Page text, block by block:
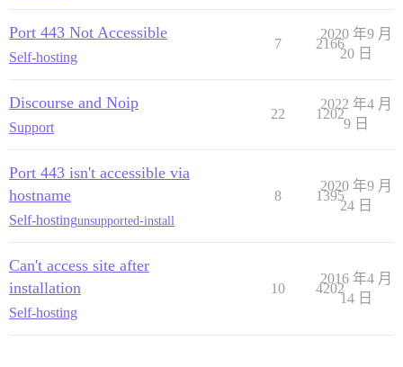
Port 443 Not Accessible
Self-hosting
7 2166
2020 年9 月
20 日
Discourse and Noip
Support
22 1202
2022 年4 月
9 日
Port 443 isn't accessible via
hostname
Self-hostingunsupported-install
8 1395
2020 年9 月
24 日
Can't access site after
installation
Self-hosting
10 4202
2016 年4 月
14 日